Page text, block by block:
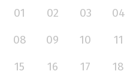
01
02 03 04
08
09 10 11
15
16 17 18